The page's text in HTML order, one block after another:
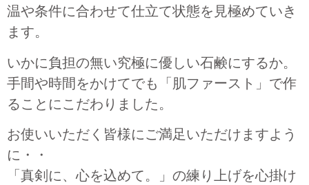
温や条件に合わせて仕立て状態を見極めていき
ます。
いかに負担の無い究極に優しい石鹸にするか。
手間や時間をかけてでも「肌ファースト」で作
ることにこだわりました。
お使いいただく皆様にご満足いただけますよう
に・・
「真剣に、心を込めて。」の練り上げを心掛け